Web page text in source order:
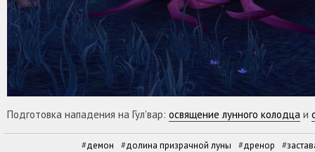
Подготовка нападения на Гул'вар: освящение лунного колодца и
демон долина призрачной луны дренор